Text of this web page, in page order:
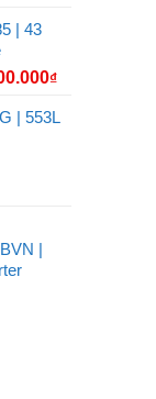
| 43
₫Giá
tại
| 553L
|